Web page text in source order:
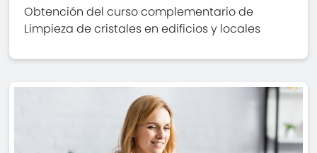
Obtención del curso complementario de
Limpieza de cristales en edificios y locales